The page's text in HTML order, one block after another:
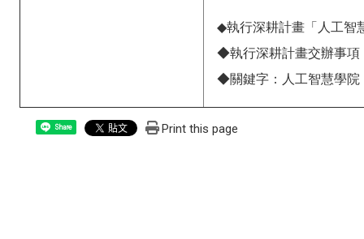
◆執行深耕計畫「人工智
◆執行深耕計畫交辦事項
◆關鍵字：人工智慧學院
Share Print this page